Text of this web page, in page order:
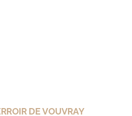
DE VOUVRAY